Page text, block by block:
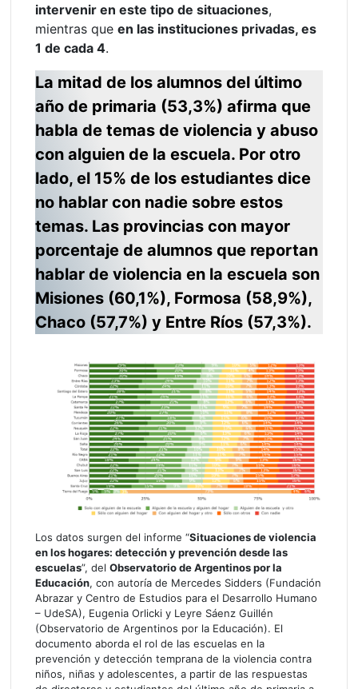
intervenir en este tipo de situaciones,
mientras queen las instituciones privadas, es
1 de cada 4.
La mitad de los alumnos del último
año de primaria (53,3%) afirma que
habla de temas de violencia y abuso
con alguien de la escuela. Por otro
lado, el 15% de los estudiantes dice
no hablar con nadie sobre estos
temas. Las provincias con mayor
porcentaje de alumnos que reportan
hablar de violencia en la escuela son
Misiones (60,1%), Formosa (58,9%),
Chaco (57,7%) y Entre Ríos (57,3%).
Los datos surgen del informe “Situaciones de violencia
en los hogares: detección y prevención desde las
escuelas”, delObservatorio de Argentinos por la
Educación, con autoría de Mercedes Sidders (Fundación
Abrazar y Centro de Estudios para el Desarrollo Humano
– UdeSA), Eugenia Orlicki y Leyre Sáenz Guillén
(Observatorio de Argentinos por la Educación). El
documento aborda el rol de las escuelas en la
prevención y detección temprana de la violencia contra
niños, niñas y adolescentes, a partir de las respuestas